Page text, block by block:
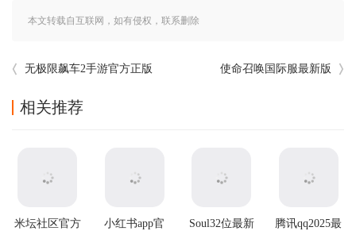
本文转载自互联网，如有侵权，联系删除
无极限飙车2手游官方正版 使命召唤国际服最新版
相关推荐
米坛社区官方
小红书app官
Soul32位最新
腾讯qq2025最